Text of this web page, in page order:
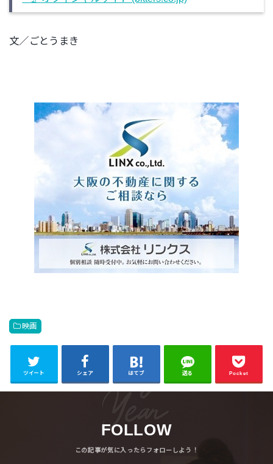
文／ごとうまき
映画
ツイート シェア はてブ 送る Pocket
FOLLOW